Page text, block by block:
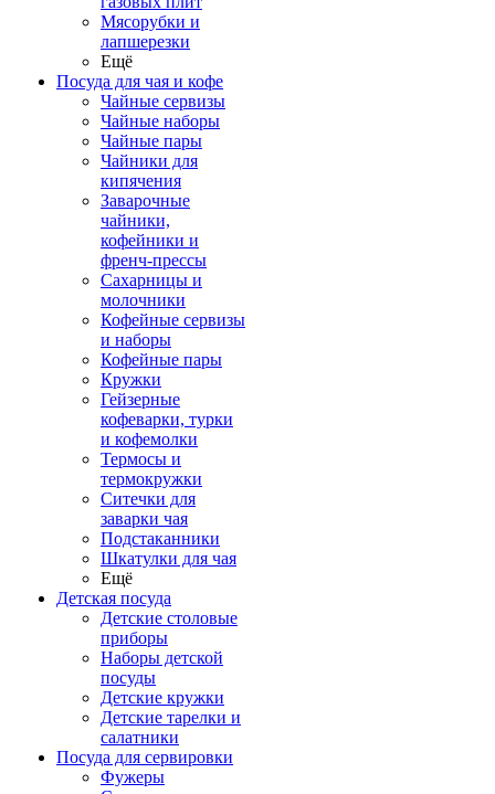
Мясорубки и
лапшерезки
Ещё
Посуда для чая и кофе
Чайные сервизы
Чайные наборы
Чайные пары
Чайники для
кипячения
Заварочные
чайники,
кофейники и
френч-прессы
Сахарницы и
молочники
Кофейные сервизы
и наборы
Кофейные пары
Кружки
Гейзерные
кофеварки, турки
и кофемолки
Термосы и
термокружки
Ситечки для
заварки чая
Подстаканники
Шкатулки для чая
Ещё
Детская посуда
Детские столовые
приборы
Наборы детской
посуды
Детские кружки
Детские тарелки и
салатники
Посуда для сервировки
Фужеры